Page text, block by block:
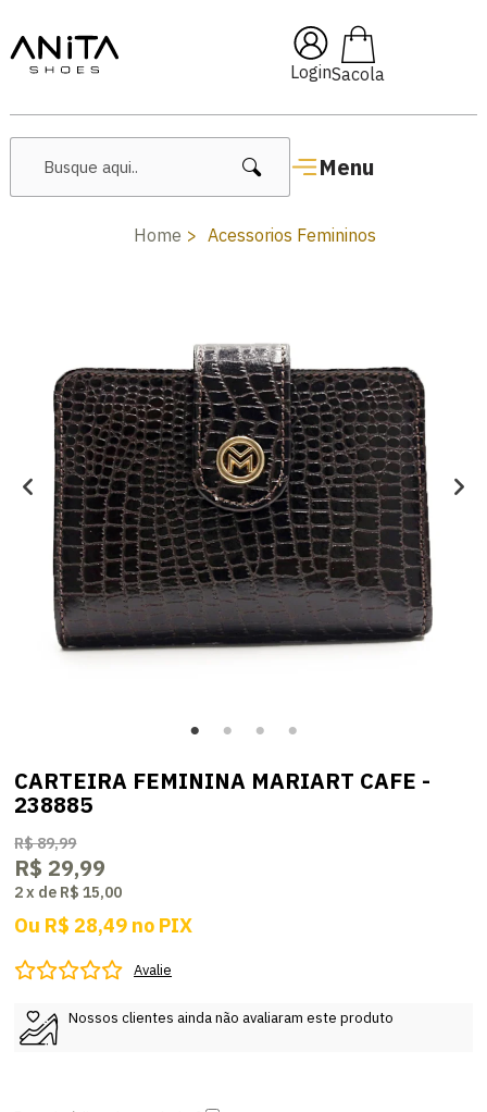
Login
Menu
Pai10
Home Acessorios Femininos
CARTEIRA FEMININA MARIART CAFE -
238885
R$ 89,99
R$ 29,99
2x de R$ 15,00
Ou R$ 28,49 no PIX
Avalie
Nossos clientes ainda não avaliaram este produto